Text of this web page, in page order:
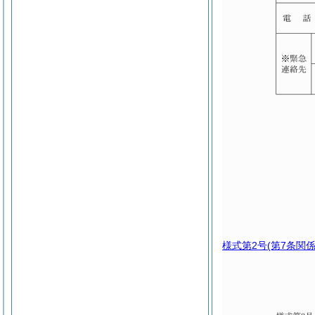
様式第2号(第7条関